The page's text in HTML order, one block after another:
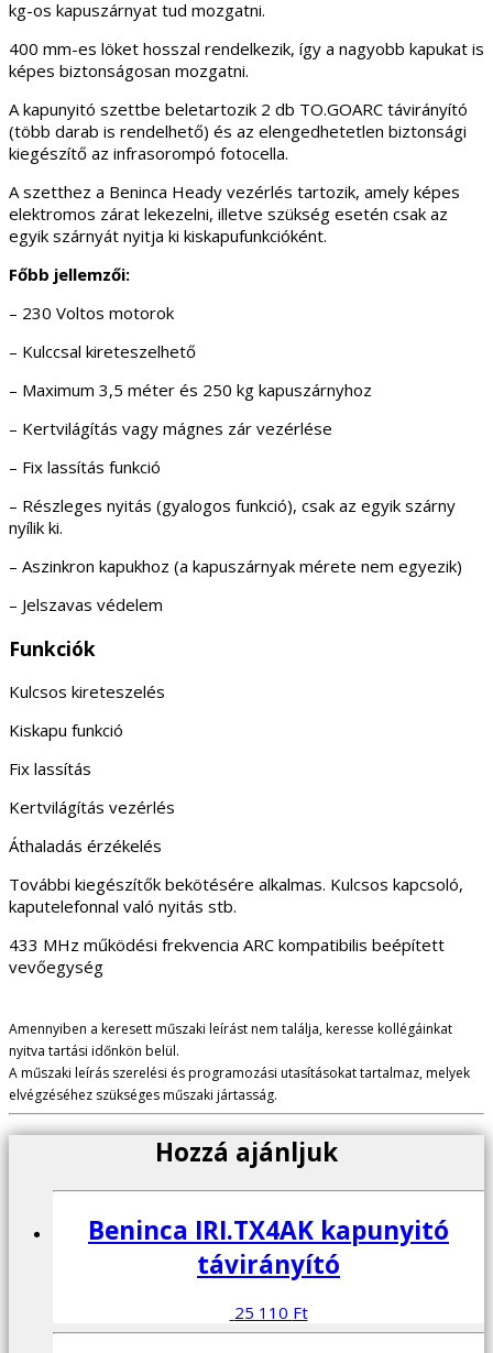
kg-os kapuszárnyat tud mozgatni.
400 mm-es löket hosszal rendelkezik, így a nagyobb kapukat is
képes biztonságosan mozgatni.
A kapunyitó szettbe beletartozik 2 db TO.GOARC távirányító
(több darab is rendelhető) és az elengedhetetlen biztonsági
kiegészítő az infrasorompó fotocella.
A szetthez a Beninca Heady vezérlés tartozik, amely képes
elektromos zárat lekezelni, illetve szükség esetén csak az
egyik szárnyát nyitja ki kiskapufunkcióként.
Főbb jellemzői:
– 230 Voltos motorok
– Kulccsal kireteszelhető
– Maximum 3,5 méter és 250 kg kapuszárnyhoz
– Kertvilágítás vagy mágnes zár vezérlése
– Fix lassítás funkció
– Részleges nyitás (gyalogos funkció), csak az egyik szárny
nyílik ki.
– Aszinkron kapukhoz (a kapuszárnyak mérete nem egyezik)
– Jelszavas védelem
Funkciók
Kulcsos kireteszelés
Kiskapu funkció
Fix lassítás
Kertvilágítás vezérlés
Áthaladás érzékelés
További kiegészítők bekötésére alkalmas. Kulcsos kapcsoló,
kaputelefonnal való nyitás stb.
433 MHz működési frekvencia ARC kompatibilis beépített
vevőegység
Amennyiben a keresett műszaki leírást nem találja, keresse kollégáinkat
nyitva tartási időnkön belül.
A műszaki leírás szerelési és programozási utasításokat tartalmaz, melyek
elvégzéséhez szükséges műszaki jártasság.
Hozzá ajánljuk
Beninca IRI.TX4AK kapunyitó
távirányító
25 110 Ft